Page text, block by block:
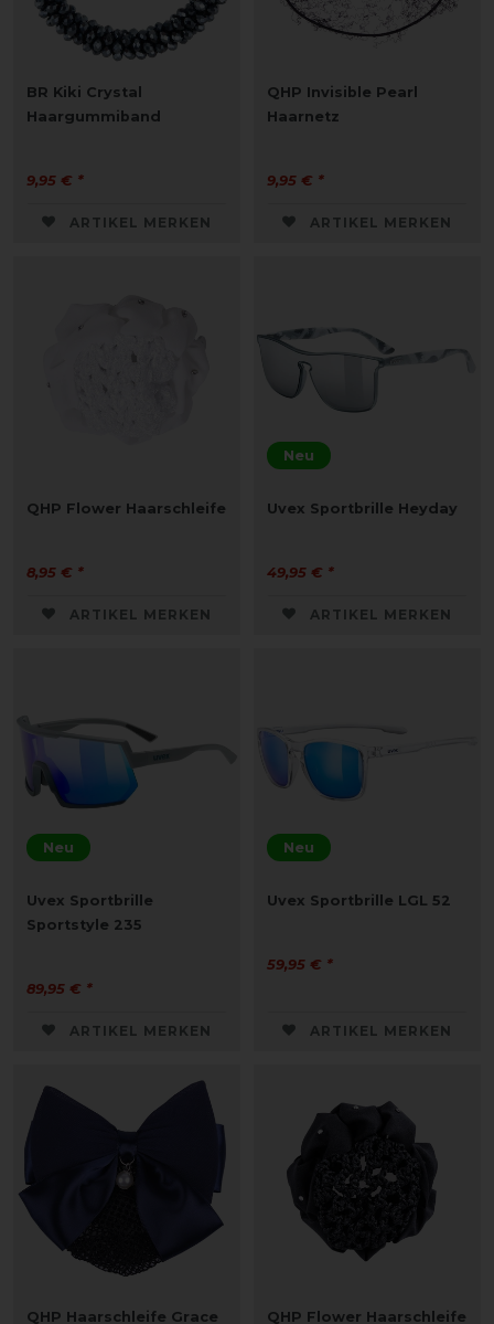
BR Kiki Crystal
Haargummiband
9,95 € *
ARTIKEL MERKEN
QHP Invisible Pearl
Haarnetz
9,95 € *
ARTIKEL MERKEN
QHP Flower Haarschleife
8,95 € *
ARTIKEL MERKEN
Neu
Uvex Sportbrille Heyday
49,95 € *
ARTIKEL MERKEN
Neu
Uvex Sportbrille
Sportstyle 235
89,95 € *
ARTIKEL MERKEN
Neu
Uvex Sportbrille LGL 52
59,95 € *
ARTIKEL MERKEN
QHP Haarschleife Grace QHP Flower Haarschleife